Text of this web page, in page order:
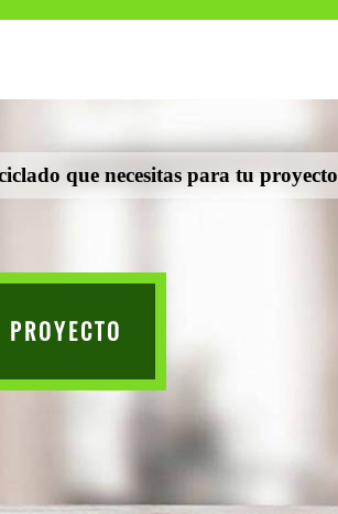
que necesitas para tu proyecto